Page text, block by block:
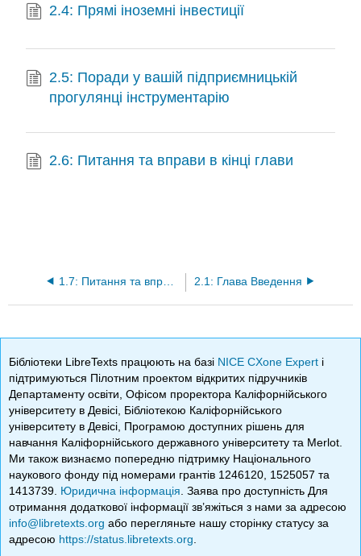
2.4: Прямі іноземні інвестиції
2.5: Поради у вашій підприємницькій
прогулянці інструментарію
2.6: Питання та вправи в кінці глави
2.1: Глава Введення
Бібліотеки LibreTexts працюють на базі NICE CXone Expert і
підтримуються Пілотним проектом відкритих підручників
Департаменту освіти, Офісом проректора Каліфорнійського
університету в Девісі, Бібліотекою Каліфорнійського
університету в Девісі, Програмою доступних рішень для
навчання Каліфорнійського державного університету та Merlot.
Ми також визнаємо попередню підтримку Національного
наукового фонду під номерами грантів 1246120, 1525057 та
1413739. Юридична інформація . Заява про доступність Для
отримання додаткової інформації зв’яжіться з нами за адресою
info@libretexts.org або перегляньте нашу сторінку статусу за
адресою https://status.libretexts.org